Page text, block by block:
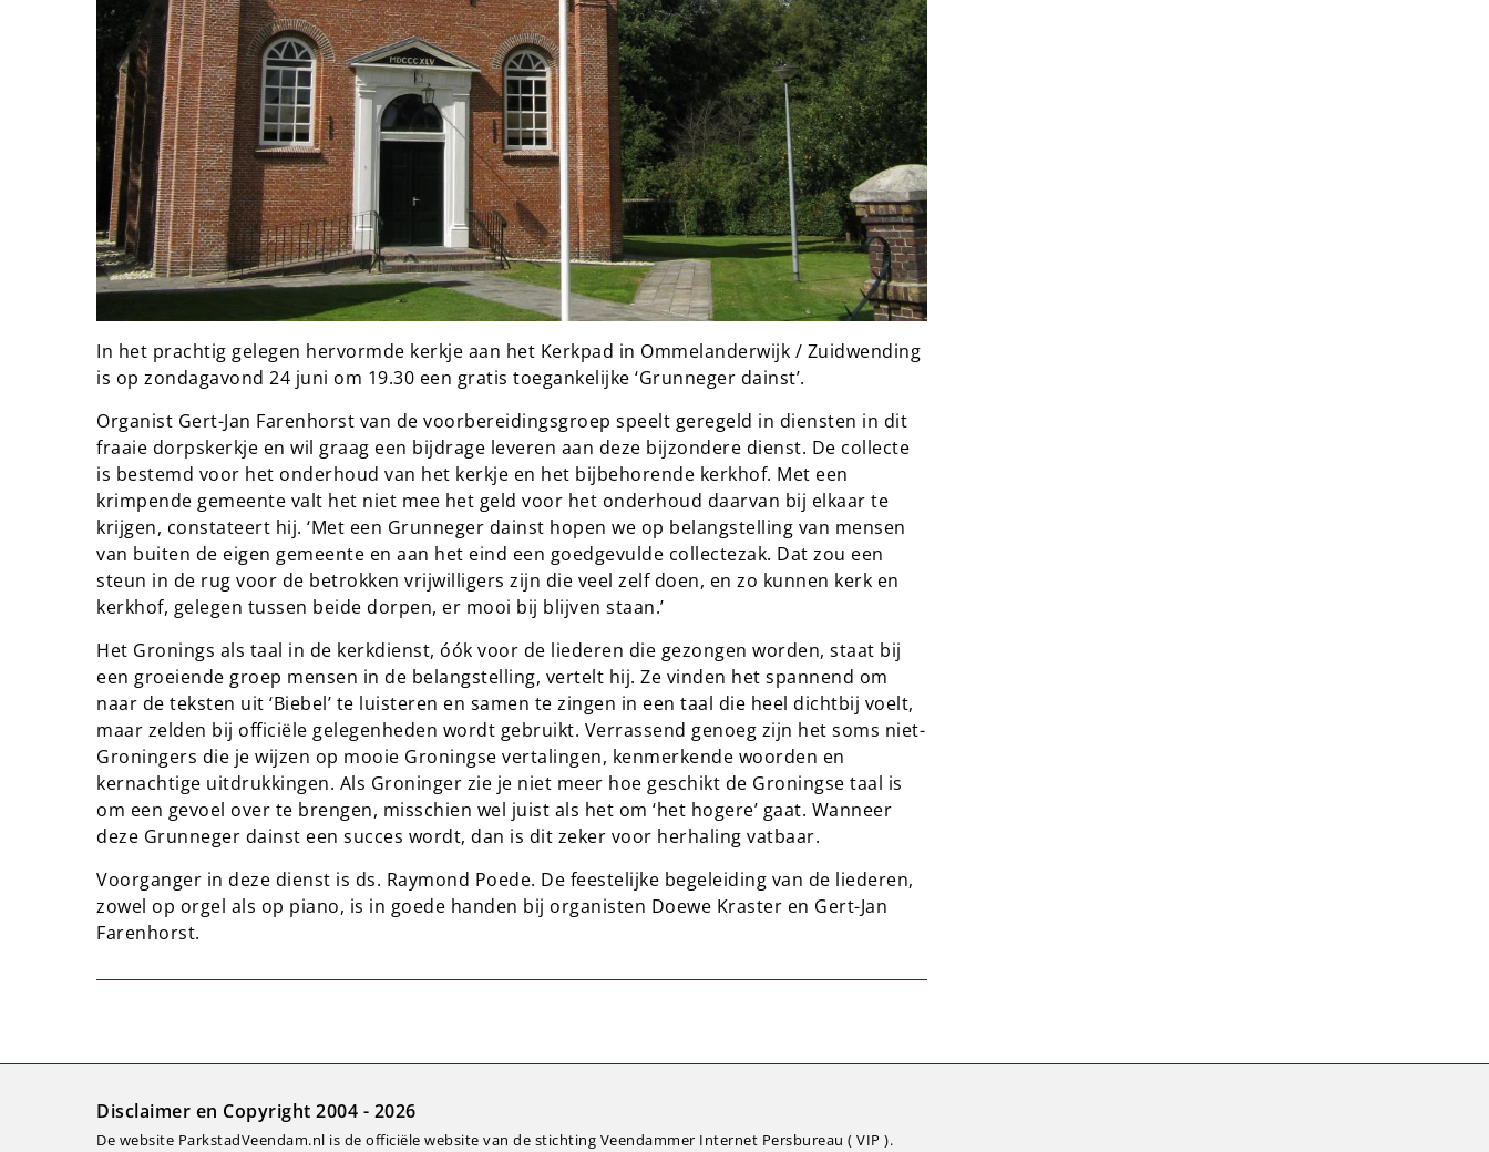
In het prachtig gelegen hervormde kerkje aan het Kerkpad in Ommelanderwijk / Zuidwending
is op zondagavond 24 juni om 19.30 een gratis toegankelijke ‘Grunneger dainst’.
Organist Gert-Jan Farenhorst van de voorbereidingsgroep speelt geregeld in diensten in dit
fraaie dorpskerkje en wil graag een bijdrage leveren aan deze bijzondere dienst. De collecte
is bestemd voor het onderhoud van het kerkje en het bijbehorende kerkhof. Met een
krimpende gemeente valt het niet mee het geld voor het onderhoud daarvan bij elkaar te
krijgen, constateert hij. ‘Met een Grunneger dainst hopen we op belangstelling van mensen
van buiten de eigen gemeente en aan het eind een goedgevulde collectezak. Dat zou een
steun in de rug voor de betrokken vrijwilligers zijn die veel zelf doen, en zo kunnen kerk en
kerkhof, gelegen tussen beide dorpen, er mooi bij blijven staan.’
Het Gronings als taal in de kerkdienst, óók voor de liederen die gezongen worden, staat bij
een groeiende groep mensen in de belangstelling, vertelt hij. Ze vinden het spannend om
naar de teksten uit ‘Biebel’ te luisteren en samen te zingen in een taal die heel dichtbij voelt,
maar zelden bij officiële gelegenheden wordt gebruikt. Verrassend genoeg zijn het soms niet-
Groningers die je wijzen op mooie Groningse vertalingen, kenmerkende woorden en
kernachtige uitdrukkingen. Als Groninger zie je niet meer hoe geschikt de Groningse taal is
om een gevoel over te brengen, misschien wel juist als het om ‘het hogere’ gaat. Wanneer
deze Grunneger dainst een succes wordt, dan is dit zeker voor herhaling vatbaar.
Voorganger in deze dienst is ds. Raymond Poede. De feestelijke begeleiding van de liederen,
zowel op orgel als op piano, is in goede handen bij organisten Doewe Kraster en Gert-Jan
Farenhorst.
Disclaimer en Copyright 2004 - 2026
De website ParkstadVeendam.nl is de officiële website van de stichting Veendammer Internet Persbureau ( VIP ).